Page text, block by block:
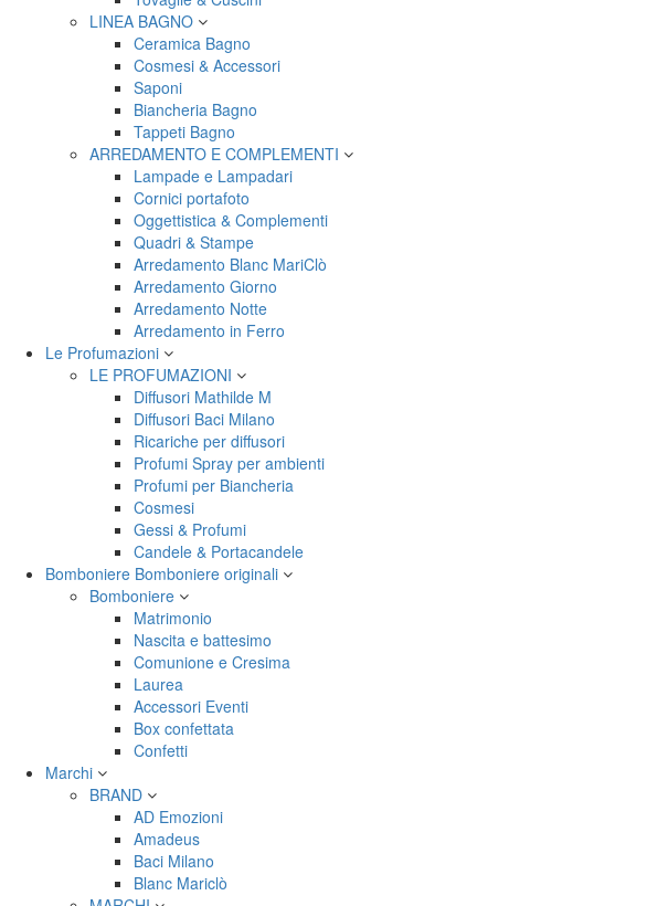
LINEA BAGNO
Ceramica Bagno
Cosmesi & Accessori
Saponi
Biancheria Bagno
Tappeti Bagno
ARREDAMENTO E COMPLEMENTI
Lampade e Lampadari
Cornici portafoto
Oggettistica & Complementi
Quadri & Stampe
Arredamento Blanc MariClò
Arredamento Giorno
Arredamento Notte
Arredamento in Ferro
Le Profumazioni
LE PROFUMAZIONI
Diffusori Mathilde M
Diffusori Baci Milano
Ricariche per diffusori
Profumi Spray per ambienti
Profumi per Biancheria
Cosmesi
Gessi & Profumi
Candele & Portacandele
Bomboniere Bomboniere originali
Bomboniere
Matrimonio
Nascita e battesimo
Comunione e Cresima
Laurea
Accessori Eventi
Box confettata
Confetti
Marchi
BRAND
AD Emozioni
Amadeus
Baci Milano
Blanc Mariclò